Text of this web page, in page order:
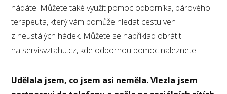
hádáte. Můžete také využít pomoc odborníka, párového
terapeuta, který vám pomůže hledat cestu ven
z neustálých hádek. Můžete se například obrátit
na servisvztahu.cz, kde odbornou pomoc naleznete.
Udělala jsem, co jsem asi neměla. Vlezla jsem